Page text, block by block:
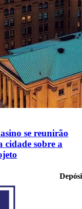
se reunirão
cidade sobre a